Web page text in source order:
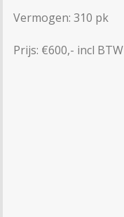
Vermogen: 310 pk
Prijs: €600,- incl BTW